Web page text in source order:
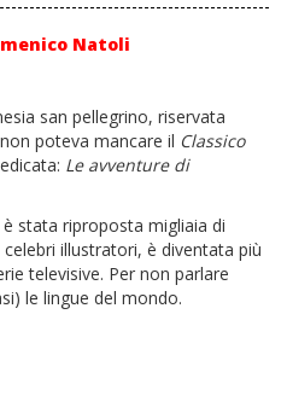
Natoli
san pellegrino, riservata
poteva mancare il Classico
Le avventure di
stata riproposta migliaia di
illustratori, è diventata più
televisive. Per non parlare
le lingue del mondo.